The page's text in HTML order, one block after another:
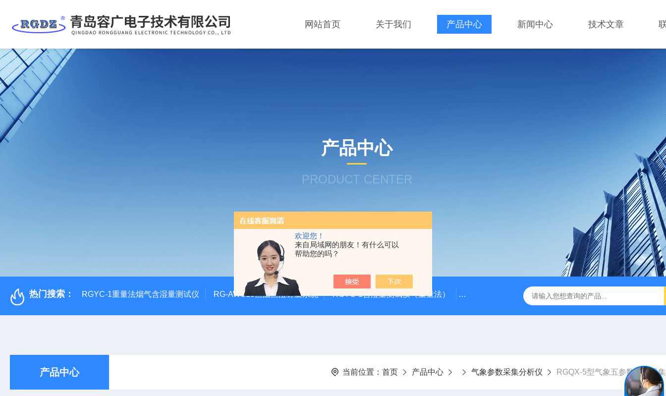
欢迎您！
来自局域网的朋友！有什么可以
帮助您的吗？
网站首页 关于我们 产品中心 新闻中心 技术文章
产品中心
PRODUCT CENTER
热门搜索： RGYC-1重量法烟气含湿量测试仪 RG-AWS10恒温恒湿称重系统 RGYC-1含湿量测试仪（重量法） RG-AWS12低浓度采样头称重系统 RGK-300容广便
产品中心 当前位置： 首页 产品中心 气象参数采集分析仪 RGQX-5型气象五参数数据采